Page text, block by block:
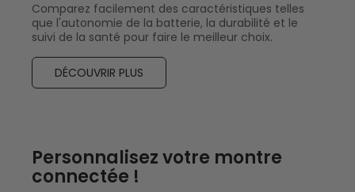
Comparez facilement des caractéristiques telles
que l'autonomie de la batterie, la durabilité et le
suivi de la santé pour faire le meilleur choix.
DÉCOUVRIR PLUS
Personnalisez votre montre
connectée !